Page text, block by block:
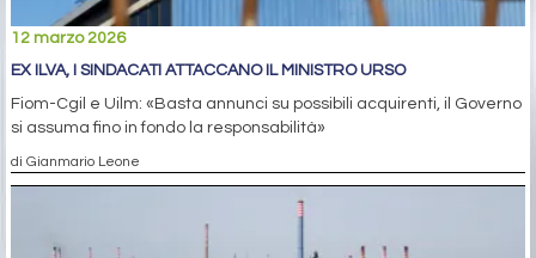
12 marzo 2026
EX ILVA, I SINDACATI ATTACCANO IL MINISTRO URSO
Fiom-Cgil e Uilm: «Basta annunci su possibili acquirenti, il Governo
si assuma fino in fondo la responsabilità»
di Gianmario Leone